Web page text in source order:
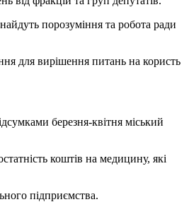
порозуміння та робота ради
для вирішення питань на користь
березня-квітня міський
коштів на медицину, які
підприємства.